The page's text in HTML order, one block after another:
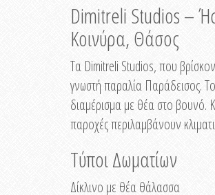
Dimitreli Studios –
Κοινύρα, Θάσος
Τα Dimitreli Studios, που
γνωστή παραλία Παράδεισος.
διαμέρισμα με θέα στο βουνό.
παροχές περιλαμβάνουν
Τύποι Δωματίων
Δίκλινο με θέα θάλασσα